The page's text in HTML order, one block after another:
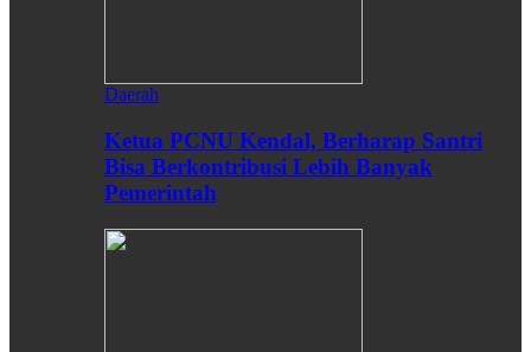
Daerah
Ketua PCNU Kendal, Berharap Santri
Bisa Berkontribusi Lebih Banyak
Pemerintah